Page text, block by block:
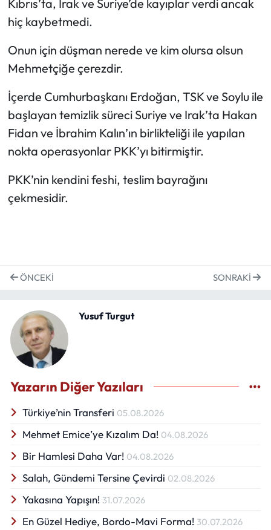
Kıbrıs’ta, Irak ve Suriye’de kayıplar verdi ancak
hiç kaybetmedi.
Onun için düşman nerede ve kim olursa olsun
Mehmetçiğe çerezdir.
İçerde Cumhurbaşkanı Erdoğan, TSK ve Soylu ile
başlayan temizlik süreci Suriye ve Irak’ta Hakan
Fidan ve İbrahim Kalın’ın birlikteliği ile yapılan
nokta operasyonlar PKK’yı bitirmiştir.
PKK’nin kendini feshi, teslim bayrağını
çekmesidir.
ÖNCEKI SONRAKI
Yusuf Turgut
Yazarın Diğer Yazıları
Türkiye’nin Transferi 05.08.2026
Mehmet Emice’ye Kızalım Da! 04.08.2026
Bir Hamlesi Daha Var! 04.08.2026
Salah, Gündemi Tersine Çevirdi 02.08.2026
Yakasına Yapışın! 31.07.2026
En Güzel Hediye, Bordo-Mavi Forma! 30.07.2026